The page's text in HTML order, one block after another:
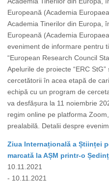
Europeană (Academia
Academia Tinerilor din Europa,
Europeană (Academia
eveniment de informare pentru
“European Research Council
Apelurile de proiecte “ERC
cercetătorii în acea etapă de
echipă cu un program de
va desfășura la 11 noiembrie
regim online pe platforma
prealabilă. Detalii despre
Ziua Internațională a Științei
marcată la AȘM printr-o
10.11.2021
- 10.11.2021